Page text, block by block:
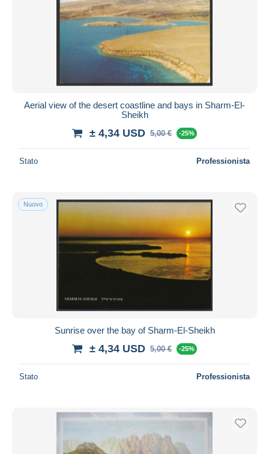
Aggiorna
Aerial view of the desert coastline and bays in Sharm-El-
Sheikh
± 4,34 USD 5,00 € -25%
Stato Professionista
Nuovo
Sunrise over the bay of Sharm-El-Sheikh
± 4,34 USD 5,00 € -25%
Stato Professionista